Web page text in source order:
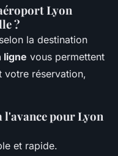
Lyon
?
la destination
ligne vous permettent
votre réservation,
pour Lyon
et rapide.